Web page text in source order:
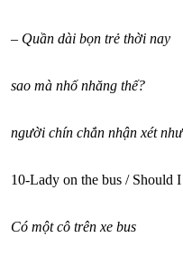
– Quần dài bọn trẻ thời nay
sao mà nhố nhăng thế?
người chín chắn nhận xét
10-Lady on the bus / Should
Có một cô trên xe bus